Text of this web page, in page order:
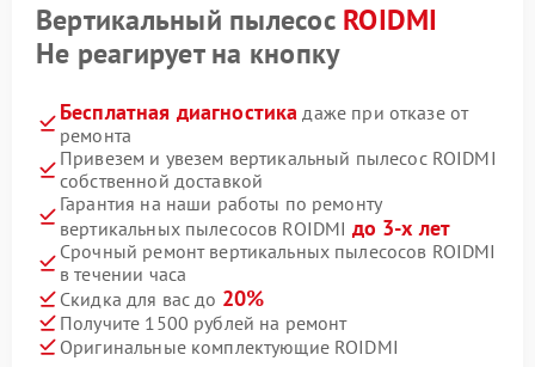
Вертикальный пылесос ROIDMI
Не реагирует на кнопку
Бесплатная диагностика даже при отказе от
ремонта
Привезем и увезем вертикальный пылесос ROIDMI
собственной доставкой
Гарантия на наши работы по ремонту
вертикальных пылесосов ROIDMI до 3-х лет
Срочный ремонт вертикальных пылесосов ROIDMI
в течении часа
Скидка для вас до 20%
Получите 1500 рублей на ремонт
Оригинальные комплектующие ROIDMI